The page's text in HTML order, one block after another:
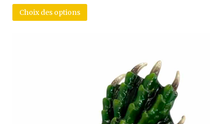
Choix des options